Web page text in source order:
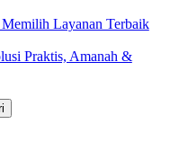
Layanan Terbaik
Praktis, Amanah &